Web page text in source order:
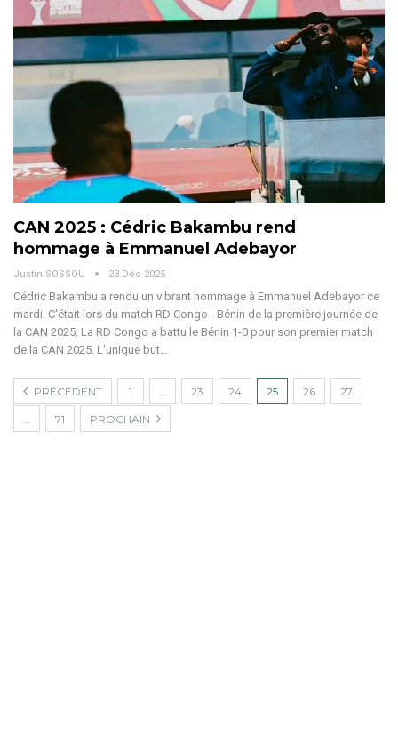
CAN 2025 : Cédric Bakambu rend
hommage à Emmanuel Adebayor
Justin SOSSOU 23 Déc 2025
Cédric Bakambu a rendu un vibrant hommage à Emmanuel Adebayor ce
mardi. C'était lors du match RD Congo - Bénin de la première journée de
la CAN 2025. La RD Congo a battu le Bénin 1-0 pour son premier match
de la CAN 2025. L'unique but
PRÉCÉDENT 1 23 24 25 26 27
71 PROCHAIN